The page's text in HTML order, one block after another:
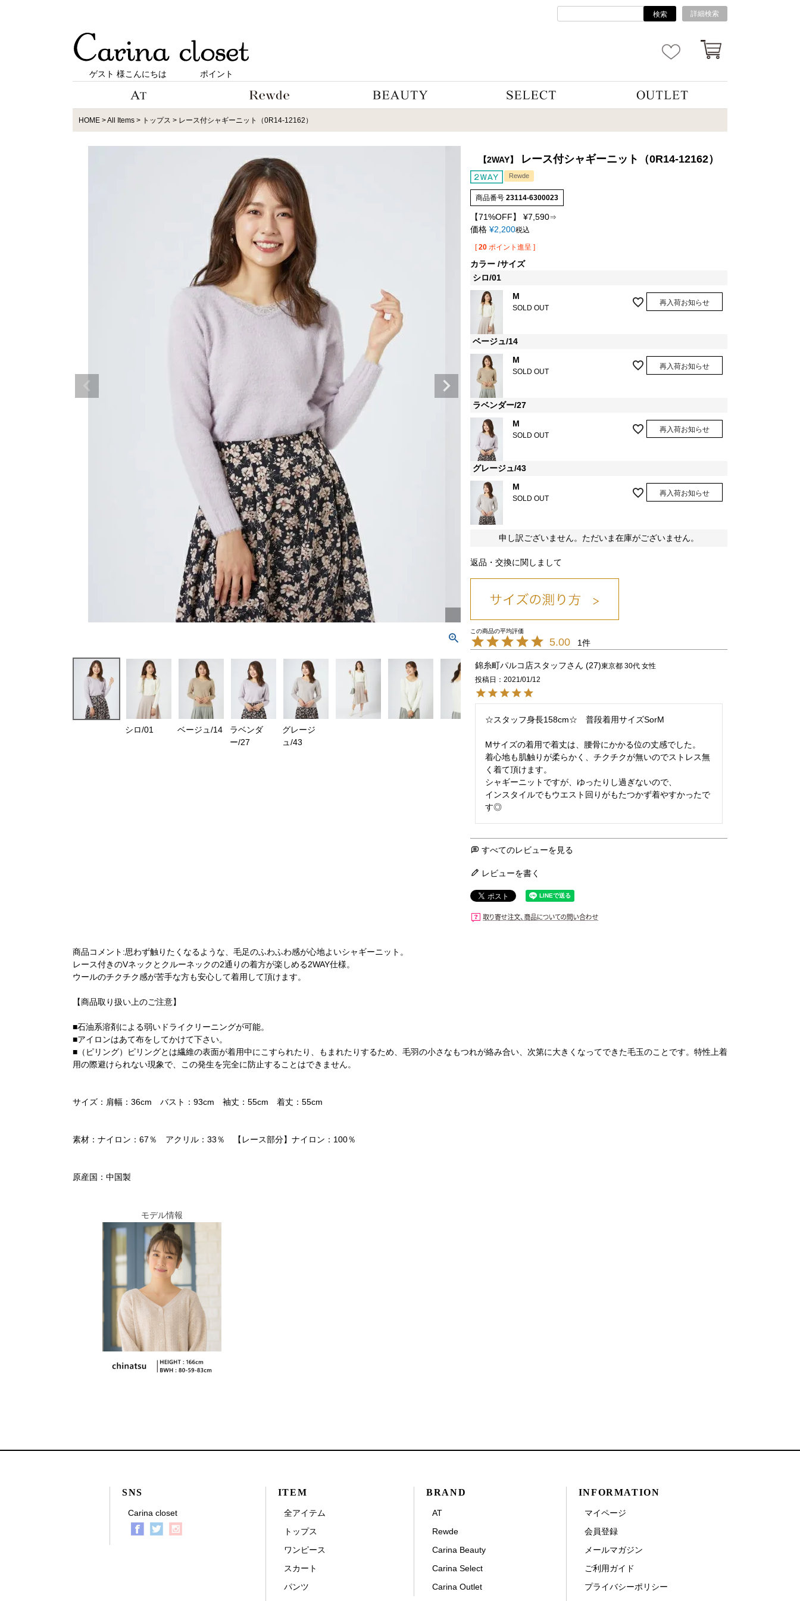
検索 詳細検索
ゲスト 様こんにちは ポイント
HOME All Items トップス レース付シャギーニット（0R14-12162）
シロ/01 ベージュ/14
ラベンダ
ー/27
グレージ
ュ/43
【2WAY】 レース付シャギーニット（0R14-12162）
Rewde
商品番号 23114-6300023
【71%OFF】 ¥7,590⇒
価格 ¥2,200税込
[ 20 ポイント進呈 ]
カラー サイズ
シロ/01
M
SOLD OUT
再入荷お知らせ
ベージュ/14
M
SOLD OUT
再入荷お知らせ
ラベンダー/27
M
SOLD OUT
再入荷お知らせ
グレージュ/43
M
SOLD OUT
再入荷お知らせ
申し訳ございません。ただいま在庫がございません。
返品・交換に関しまして
5.00 1
錦糸町パルコ店スタッフ 27 東京都 30代 女性
投稿日
2021/01/12
☆スタッフ身長158cm☆　普段着用サイズSorM
Mサイズの着用で着丈は、腰骨にかかる位の丈感でした。
着心地も肌触りが柔らかく、チクチクが無いのでストレス無
く着て頂けます。
シャギーニットですが、ゆったりし過ぎないので、
インスタイルでもウエスト回りがもたつかず着やすかったで
す◎
すべてのレビューを見る
レビューを書く
商品コメント:思わず触りたくなるような、毛足のふわふわ感が心地よいシャギーニット。
レース付きのVネックとクルーネックの2通りの着方が楽しめる2WAY仕様。
ウールのチクチク感が苦手な方も安心して着用して頂けます。
【商品取り扱い上のご注意】
■石油系溶剤による弱いドライクリーニングが可能。
■アイロンはあて布をしてかけて下さい。
■（ピリング）ピリングとは繊維の表面が着用中にこすられたり、もまれたりするため、毛羽の小さなもつれが絡み合い、次第に大きくなってできた毛玉のことです。特性上着
用の際避けられない現象で、この発生を完全に防止することはできません。
サイズ：肩幅：36cm バスト：93cm 袖丈：55cm 着丈：55cm
素材：ナイロン：67％ アクリル：33％ 【レース部分】ナイロン：100％
原産国：中国製
モデル情報
SNS
Carina closet
ITEM
全アイテム
トップス
ワンピース
スカート
パンツ
BRAND
AT
Rewde
Carina Beauty
Carina Select
Carina Outlet
INFORMATION
マイページ
会員登録
メールマガジン
ご利用ガイド
プライバシーポリシー